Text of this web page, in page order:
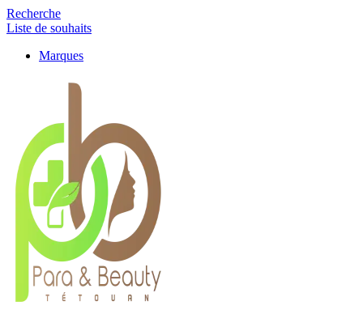
Recherche
Liste de souhaits
Marques